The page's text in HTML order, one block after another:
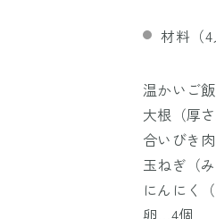
材料（4
温かいご
大根（厚
合いびき
玉ねぎ（
にんにく
卵…4個